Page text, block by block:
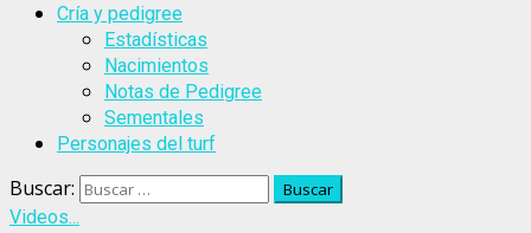
Cría y pedigree
Estadísticas
Nacimientos
Notas de Pedigree
Sementales
Personajes del turf
Buscar:
Videos...